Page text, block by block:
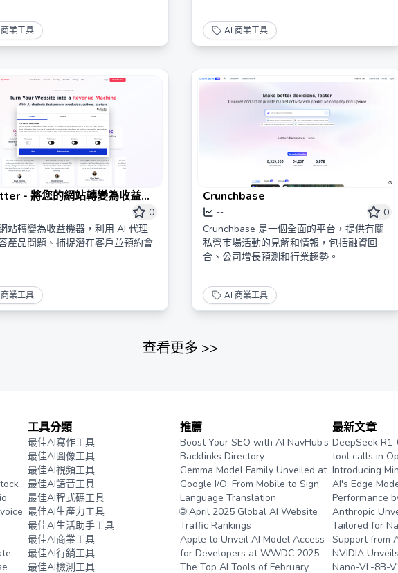
業工具 AI 商業工具
- 將您的網站轉變為收益機
0
站轉變為收益機器，利用 AI 代理
產品問題、捕捉潛在客戶並預約會
業工具
Crunchbase
--
0
Crunchbase 是一個全面的平台，提供有關
私營市場活動的見解和情報，包括融資回
合、公司增長預測和行業趨勢。
AI 商業工具
查看更多 >>
工具分類
最佳AI寫作工具
最佳AI圖像工具
最佳AI視頻工具
最佳AI語音工具
最佳AI程式碼工具
最佳AI生產力工具
最佳AI生活助手工具
最佳AI商業工具
最佳AI行銷工具
最佳AI檢測工具
推薦
Boost Your SEO with AI NavHub’s
Backlinks Directory
Gemma Model Family Unveiled at
Google I/O: From Mobile to Sign
Language Translation
🌐 April 2025 Global AI Website
Traffic Rankings
Apple to Unveil AI Model Access
for Developers at WWDC 2025
The Top AI Tools of February
最新文章
DeepSeek
tool calls in
Introducing
AI's Edge
Performance
Anthropic
Tailored for
Support from
NVIDIA
Nano-VL-8B-